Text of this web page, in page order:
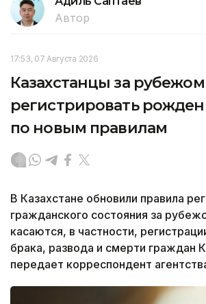
Автор
17:53, 07 Августа 2026
Казахстанцы за
регистрировать
по новым правилам
В Казахстане обновили правила
гражданского состояния за
касаются, в частности,
брака, развода и смерти граждан
передает корреспондент